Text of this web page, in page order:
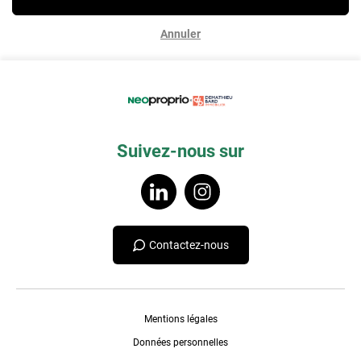
Annuler
Suivez-nous sur
Contactez-nous
Mentions légales
Données personnelles